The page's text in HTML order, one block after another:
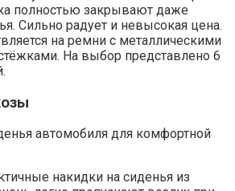
полностью закрывают даже
Сильно радует и невысокая цена.
на ремни с металлическими
На выбор представлено 6
накидки на сиденья из